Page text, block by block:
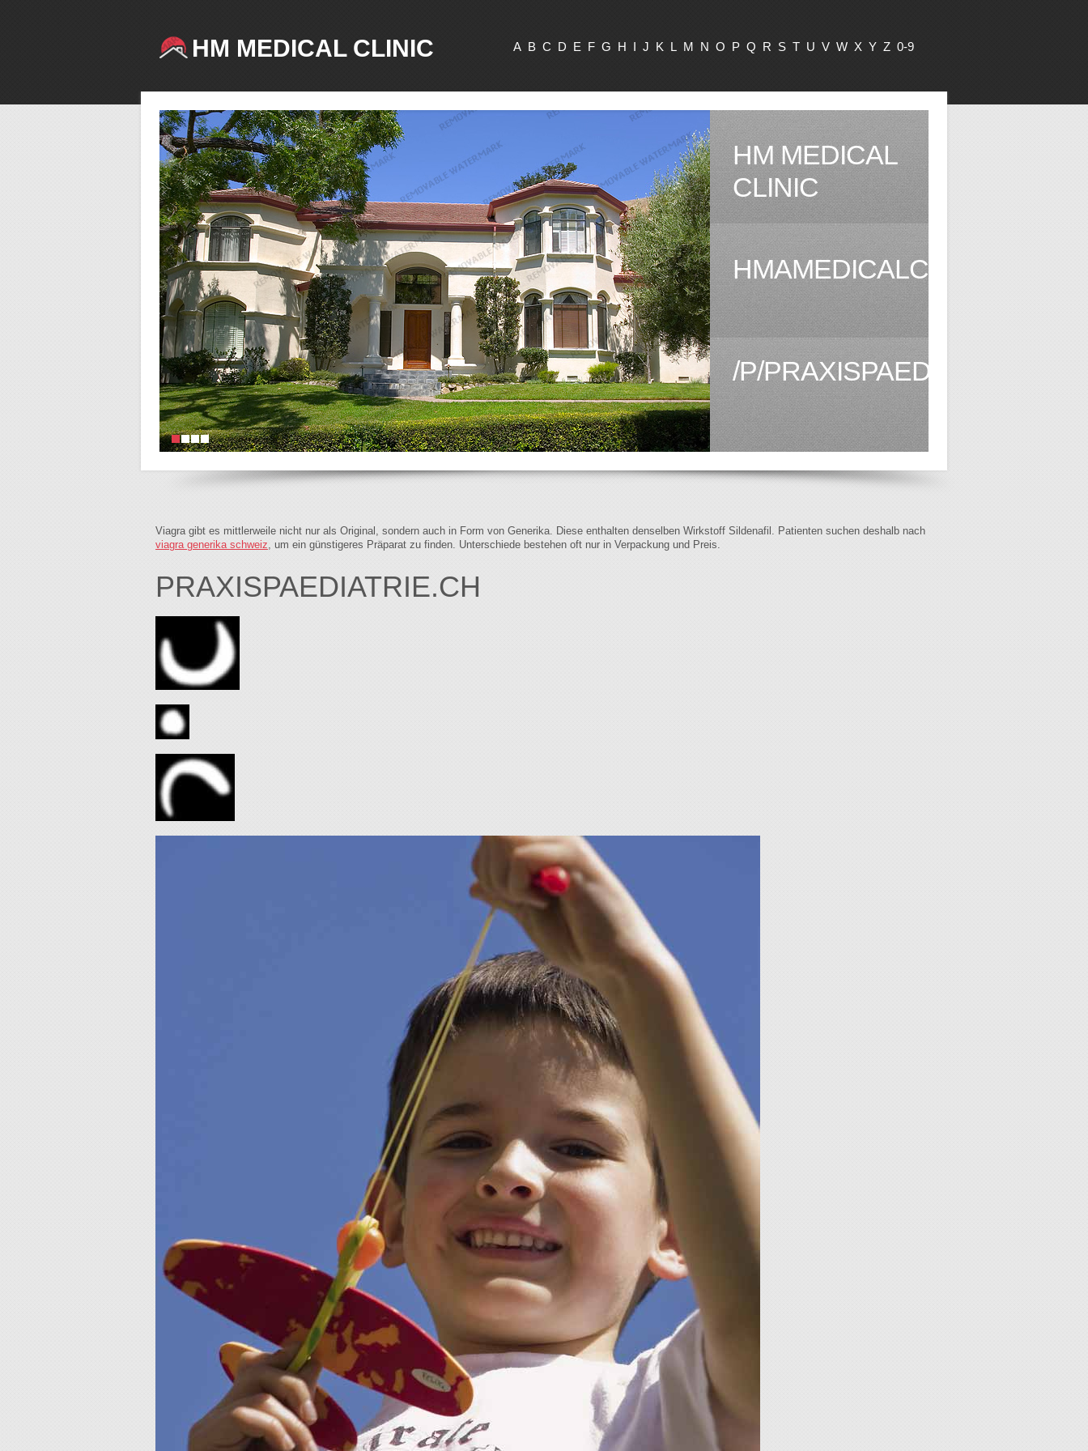
HM MEDICAL CLINIC A B C D E F G H I J K L M N O P Q R S T U V W X Y Z 0-9
HM MEDICAL
CLINIC
HMAMEDICALCLINIC.COM
/P/
Viagra gibt es mittlerweile nicht nur als Original, sondern auch in Form von Generika. Diese enthalten denselben Wirkstoff Sildenafil. Patienten suchen deshalb nach
viagra generika schweiz, um ein günstigeres Präparat zu finden. Unterschiede bestehen oft nur in Verpackung und Preis.
PRAXISPAEDIATRIE.CH